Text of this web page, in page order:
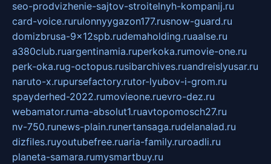
seo-prodvizhenie-sajtov-stroitelnyh-kompanij.ru
card-voice.rurulonnyygazon177.rusnow-guard.ru
domizbrusa-9x12spb.rudemaholding.ruaalse.ru
a380club.ruargentinamia.ruperkoka.rumovie-one.ru
perk-oka.rug-octopus.rusibarchives.ruandreislyusar.ru
naruto-x.rupursefactory.rutor-lyubov-i-grom.ru
spayderhed-2022.rumovieone.ruevro-dez.ru
webamator.ruma-absolut1.ruavtopomosch27.ru
nv-750.runews-plain.runertansaga.rudelanalad.ru
dizfiles.ruyoutubefree.ruaria-family.ruroadli.ru
planeta-samara.rumysmartbuy.ru